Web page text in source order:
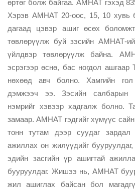
өртөг болж байгаа. АМНАТ гэхэд
Хэрэв АМНАТ 20-оос, 15, 10 хувь
дагаад цэвэр ашиг өсөх
төвлөрүүлж буй зэсийн АМНАТ-
үйлдвэр төвлөрүүлж байна.
эсрэгээр өснө, бас ногдол ашгаар
нөхөөд авч болно. Хамгийн
дэмжээч ээ. Зэсийн салбарын
нэмрийг хэвээр хадгалж болно.
замаар. АМНАТ гэдгийг хүмүүс
тонн тутам дээр суудаг
ажиллах он жилүүдийг
эдийн засгийн үр ашигтай
бууруулдаг. Жишээ нь, АМНАТ
жил ашиглах байсан бол